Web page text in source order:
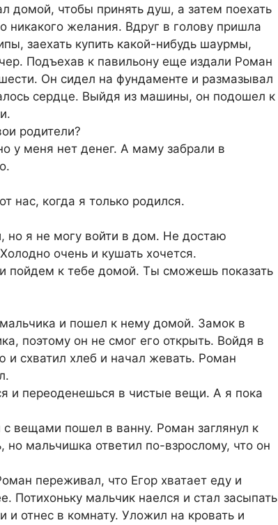
домой, чтобы принять душ, а затем поехать
никакого желания. Вдруг в голову пришла
заехать купить какой-нибудь шаурмы,
Подъехав к павильону еще издали Роман
Он сидел на фундаменте и размазывал
сердце. Выйдя из машины, он подошел к
родители?
у меня нет денег. А маму забрали в
нас, когда я только родился.
но я не могу войти в дом. Не достаю
очень и кушать хочется.
пойдем к тебе домой. Ты сможешь показать
и пошел к нему домой. Замок в
поэтому он не смог его открыть. Войдя в
и схватил хлеб и начал жевать. Роман
и переоденешься в чистые вещи. А я пока
вещами пошел в ванну. Роман заглянул к
мальчишка ответил по-взрослому, что он
переживал, что Егор хватает еду и
Потихоньку мальчик наелся и стал засыпать
и отнес в комнату. Уложил на кровать и